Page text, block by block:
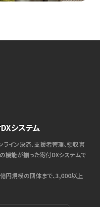
システム
ライン決済、支援者管理、領収書
機能が揃った寄付DXシステムで
円規模の団体まで、3,000以上